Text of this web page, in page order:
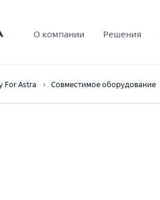
О компании Решения
For Astra Совместимое оборудование